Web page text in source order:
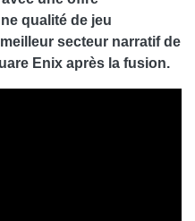
qualité de jeu
secteur narratif de
Enix après la fusion.